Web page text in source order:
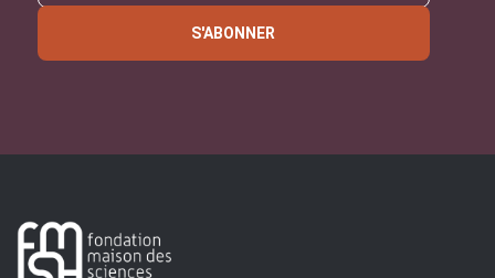
S'ABONNER